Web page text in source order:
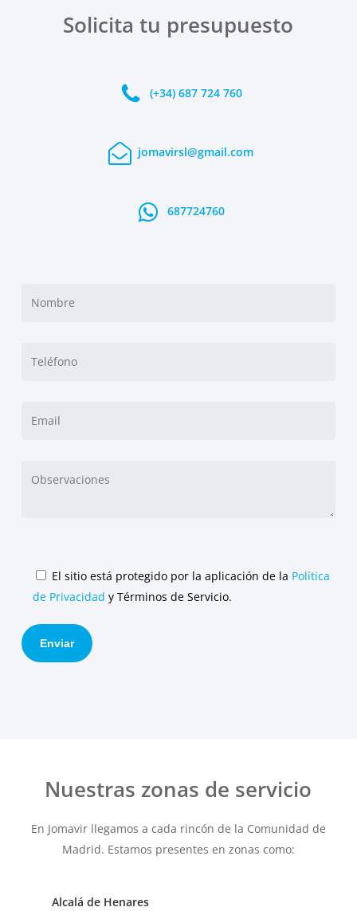
Solicita tu presupuesto
(+34) 687 724 760
jomavirsl@gmail.com
687724760
El sitio está protegido por la aplicación de la Política
de Privacidad y Términos de Servicio.
Nuestras zonas de servicio
En Jomavir llegamos a cada rincón de la Comunidad de
Madrid. Estamos presentes en zonas como:
Alcalá de Henares